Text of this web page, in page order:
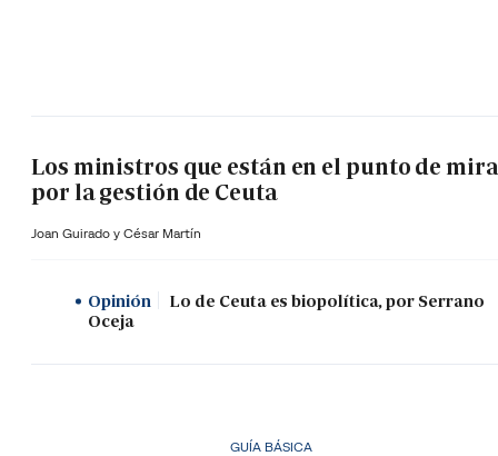
Los ministros que están en el punto de mira
por la gestión de Ceuta
Joan Guirado y César Martín
Opinión
Lo de Ceuta es biopolítica, por Serrano
Oceja
GUÍA BÁSICA